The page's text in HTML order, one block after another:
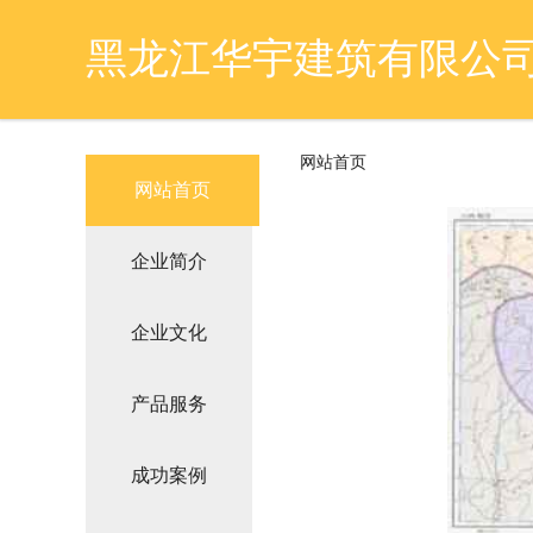
黑龙江华宇建筑有限公
网站首页
企业简介
企业文化
产品服务
成功案例
网站首页